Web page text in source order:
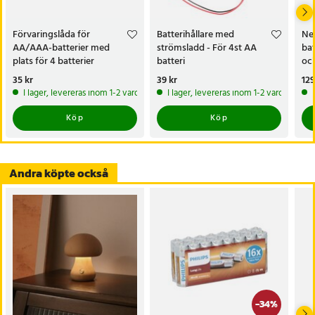
Förvaringslåda för
AA/AAA-batterier med
plats för 4 batterier
Pris:
35 kr
I lager, levereras inom 1-2 vardagar
Köp
Batterihållare med
strömsladd - För 4st AA
batteri
Pris:
39 kr
I lager, levereras inom 1-2 vardagar
Köp
Andra köpte också
-34%